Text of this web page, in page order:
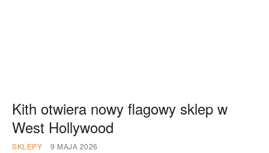
Kith otwiera nowy flagowy sklep w
West Hollywood
SKLEPY 9 MAJA 2026